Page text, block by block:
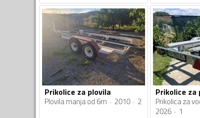
Prikolice za plovila
Plovila manja od 6m 2010 2
Prikolice za
Prikolica za
2026
1